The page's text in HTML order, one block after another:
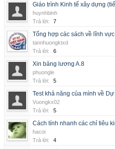
Giáo trình Kinh tế xây dựng
huynhbinh
Trả lời:
7
Tổng hợp các sách về lĩnh
tannhuongktxd
Trả lời:
6
Xin bảng lương A.8
phuongle
Trả lời:
5
Test khả năng của mình về Dự
Vuongkx02
Trả lời:
5
Cách tính nhanh các chỉ tiêu
hacoi
Trả lời:
4